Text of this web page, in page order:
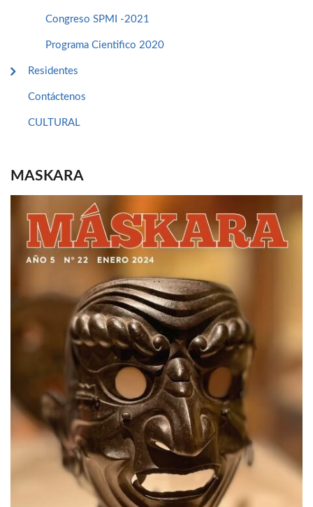
Congreso SPMI -2021
Programa Cientifico 2020
Residentes
Contáctenos
CULTURAL
MASKARA